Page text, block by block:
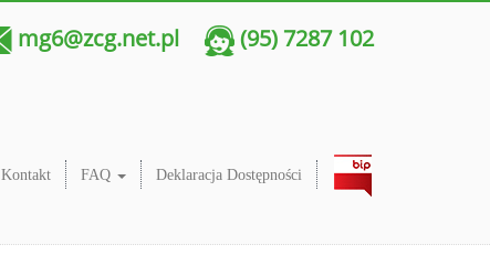
mg6@zcg.net.pl (95) 7287 102
Kontakt FAQ Deklaracja Dostępności